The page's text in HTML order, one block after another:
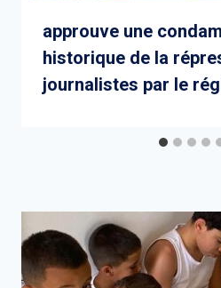
approuve une
historique de la
journalistes par le